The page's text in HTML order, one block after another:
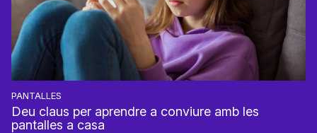
PANTALLES
Deu claus per aprendre a conviure amb les
pantalles a casa